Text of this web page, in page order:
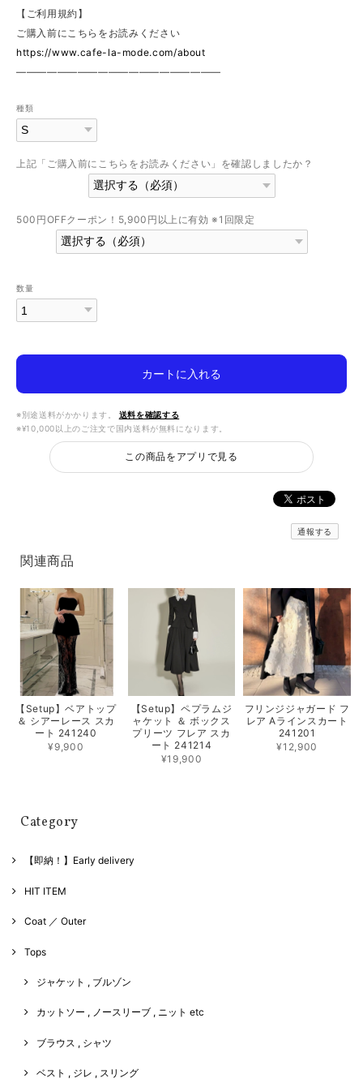
【ご利用規約】
ご購入前にこちらをお読みください
https://www.cafe-la-mode.com/about
————————————————————
種類
上記「ご購入前にこちらをお読みください」を確認しましたか？
500円OFFクーポン！5,900円以上に有効 ※1回限定
数量
カートに入れる
※別途送料がかかります。
送料を確認する
※¥10,000以上のご注文で国内送料が無料になります。
この商品をアプリで見る
通報する
関連商品
【Setup】ベアトップ
＆ シアーレース スカ
ート 241240
¥9,900
【Setup】ペプラムジ
ャケット ＆ ボックス
プリーツ フレア スカ
ート 241214
¥19,900
フリンジジャガード フ
レア Aラインスカート
241201
¥12,900
Category
【即納！】Early delivery
HIT ITEM
Coat ／ Outer
Tops
ジャケット , ブルゾン
カットソー , ノースリーブ , ニット etc
ブラウス , シャツ
ベスト , ジレ , スリング